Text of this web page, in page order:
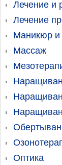
Лечение и
Лечение
Маникюр и
Массаж
Оптика